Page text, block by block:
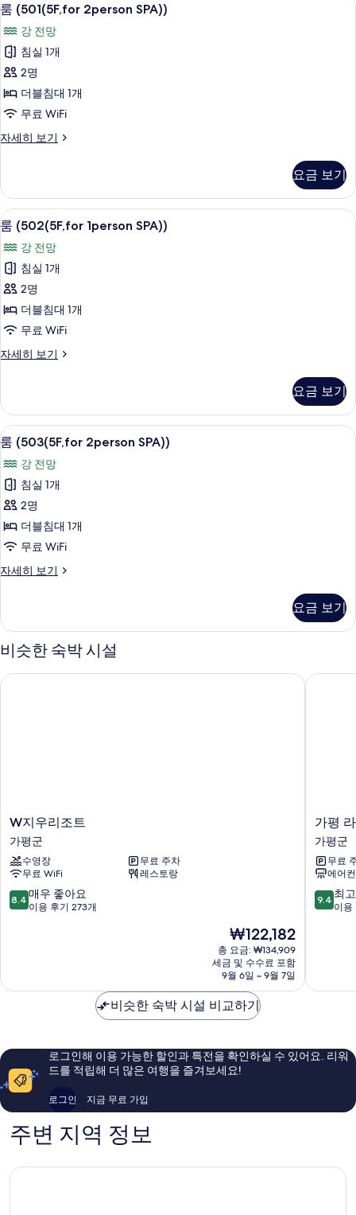
히
보
기
(501(5F,for
2person
SPA))
사
진
모
두
9
룸 (501(5F,for 2person SPA))
강 전망
침실 1개
2명
더블침대 1개
무료 WiFi
자세히 보기
룸
자
세
히
보
기
요금 보기
룸
(502(5F,for
1person
SPA))
사
진
모
두
9
룸 (502(5F,for 1person SPA))
강 전망
침실 1개
2명
더블침대 1개
무료 WiFi
자세히 보기
룸
자
세
히
보
기
요금 보기
룸
(503(5F,for
2person
SPA))
사
진
모
두
9
룸 (503(5F,for 2person SPA))
강 전망
침실 1개
2명
더블침대 1개
무료 WiFi
자세히 보기
룸
자
세
히
기
요금 보기
비슷한 숙박 시설
W
지
우
리
조
트
가
W지우리조트
가평군
수영장
무료 주차
무료 WiFi
레스토랑
10
점
매
요,
용
후
개
8.4 매우 좋아요
이용 후기 273개
현
재
요
금
₩122,182
₩122,182
총 요금: ₩134,909
세금 및 수수료 포함
9월 6일 ~ 9월 7일
W지우리조트
가
평
라
퓨
타
리
조
가평
가평군
무료
에어컨
10
점
최
이
용
9.4 최
이용
가평 라
비슷한 숙박 시설 비교하기
로그인해 이용 가능한 할인과 특전을 확인하실 수 있어요. 리워
드를 적립해 더 많은 여행을 즐겨보세요!
로그인 지금 무료 가입
주변 지역 정보